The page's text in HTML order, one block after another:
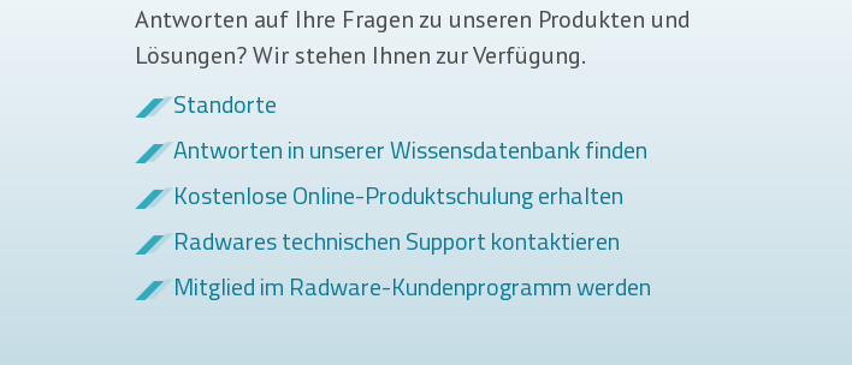
Antworten auf Ihre Fragen zu unseren Produkten und
Lösungen? Wir stehen Ihnen zur Verfügung.
Standorte
Antworten in unserer Wissensdatenbank finden
Kostenlose Online-Produktschulung erhalten
Radwares technischen Support kontaktieren
Mitglied im Radware-Kundenprogramm werden